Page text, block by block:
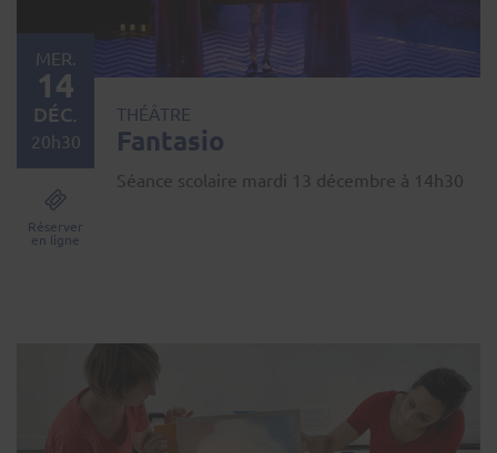
THÉÂTRE
Fantasio
Séance scolaire mardi 13 décembre à 14h30
MER.
14
DÉC.
20h30
Réserver
en ligne